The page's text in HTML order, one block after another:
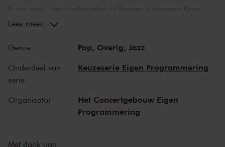
Er was eens... een topklarinettist uit Damascus genaamd Kinan
Azmeh die in 2012 van de
Vloeimans uit, die al lange tijd door oosterse klanken is
gefascineerd. De muzikale kennismaking klikte meteen, alsof ze
elkaar al eeuwen kenden. Beiden wilden meer en daarop volgde
Het programma
Levanter was een daverend succes dat nog bij
velen naklinkt. De synergie tussen de musici bleek zo sterk dat een
nieuwe samenwerking niet kon uitblijven.
Hagelnieuw repertoire
Lees meer
Genre Pop, Overig, Jazz
Onderdeel van
serie
Keuzeserie Eigen Programmering
Organisator
Het Concertgebouw Eigen
Programmering
Met dank aan: